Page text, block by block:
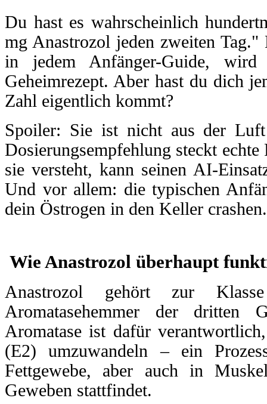
Du hast es wahrscheinlich
mg Anastrozol jeden zweiten
in jedem Anfänger-Guide, wird
Geheimrezept. Aber hast du dich
Zahl eigentlich kommt?
Spoiler: Sie ist nicht aus der
Dosierungsempfehlung steckt
sie versteht, kann seinen AI-
Und vor allem: die typischen
dein Östrogen in den Keller crashen.
Wie Anastrozol überhaupt
Anastrozol gehört zur
Aromatasehemmer der dritten
Aromatase ist dafür
(E2) umzuwandeln – ein
Fettgewebe, aber auch in
Geweben stattfindet.